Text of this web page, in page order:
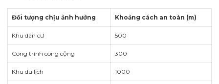
Đối tượng chịu ảnh hưởng Khoảng cách an toàn (m)
Khu dân cư 500
Công trình công cộng 300
Khu du lịch 1000